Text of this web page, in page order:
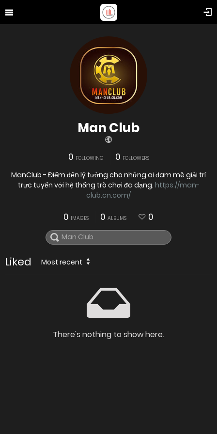
Man Club
0 FOLLOWING 0 FOLLOWERS
ManClub - Điểm đến lý tưởng cho những ai đam mê giải trí
trực tuyến với hệ thống trò chơi đa dạng. https://man-
club.cn.com/
0 IMAGES 0 ALBUMS 0
Liked Most recent
There's nothing to show here.